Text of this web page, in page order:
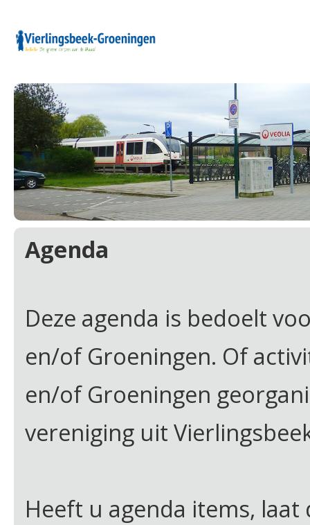
Agenda
Deze agenda is bedoelt
en/of Groeningen. Of
en/of Groeningen
vereniging uit
Heeft u agenda items,